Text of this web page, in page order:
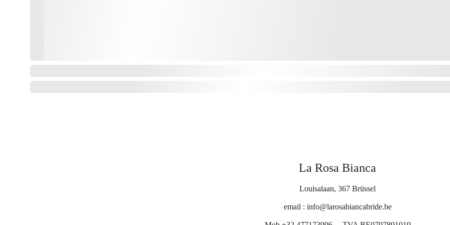
La Rosa Bianca
Louisalaan, 367 Brüssel
email : info@larosabiancabride.be